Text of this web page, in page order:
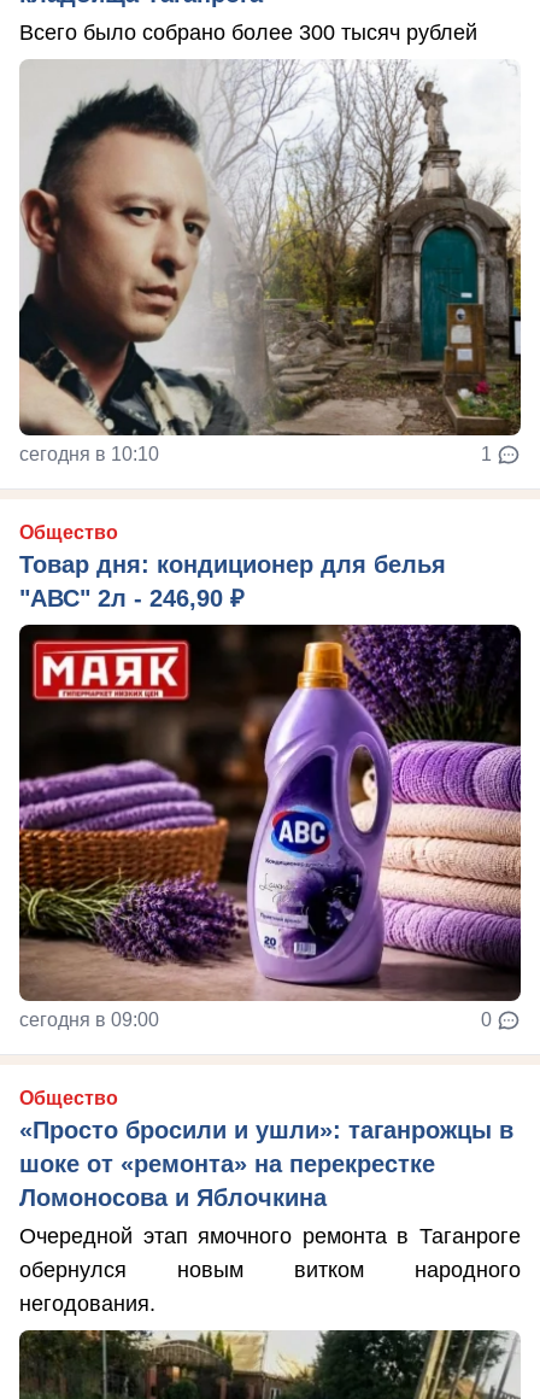
Всего было собрано более 300 тысяч рублей
сегодня в 10:10 1
Общество
Товар дня: кондиционер для белья
"АВС" 2л - 246,90 ₽
сегодня в 09:00 0
Общество
«Просто бросили и ушли»: таганрожцы в
шоке от «ремонта» на перекрестке
Ломоносова и Яблочкина
Очередной этап ямочного ремонта в Таганроге
обернулся новым витком народного
негодования.